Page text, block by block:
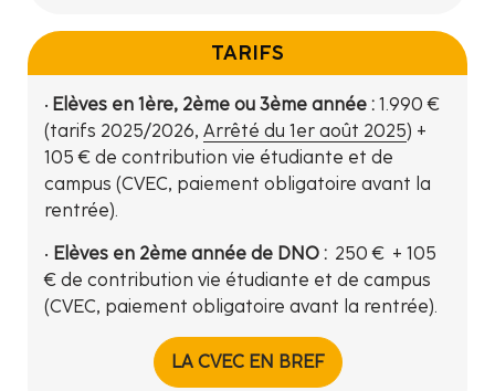
TARIFS
• Elèves en 1ère, 2ème ou 3ème année : 1.990 €
(tarifs 2025/2026, Arrêté du 1er août 2025) +
105 € de contribution vie étudiante et de
campus (CVEC, paiement obligatoire avant la
rentrée).
• Elèves en 2ème année de DNO : 250 € + 105
€ de contribution vie étudiante et de campus
(CVEC, paiement obligatoire avant la rentrée).
LA CVEC EN BREF